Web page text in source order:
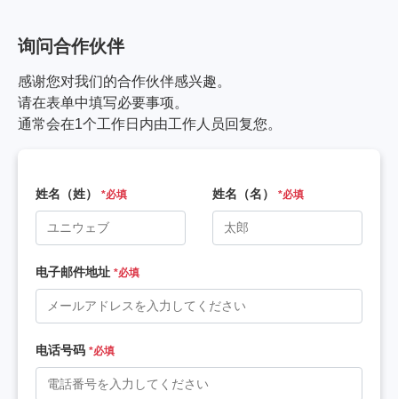
询问合作伙伴
感谢您对我们的合作伙伴感兴趣。
请在表单中填写必要事项。
通常会在1个工作日内由工作人员回复您。
姓名（姓） *必填 姓名（名） *必填
电子邮件地址 *必填
电话号码 *必填